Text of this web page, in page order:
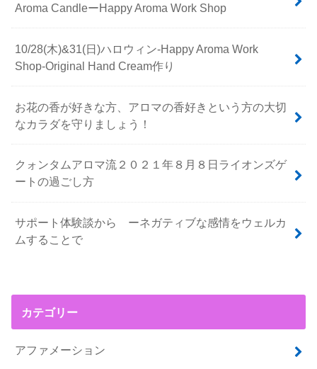
Aroma CandleーHappy Aroma Work Shop
10/28(木)&31(日)ハロウィン-Happy Aroma Work
Shop-Original Hand Cream作り
お花の香が好きな方、アロマの香好きという方の大切
なカラダを守りましょう！
クォンタムアロマ流２０２１年８月８日ライオンズゲ
ートの過ごし方
サポート体験談から ーネガティブな感情をウェルカ
ムすることで
カテゴリー
アファメーション